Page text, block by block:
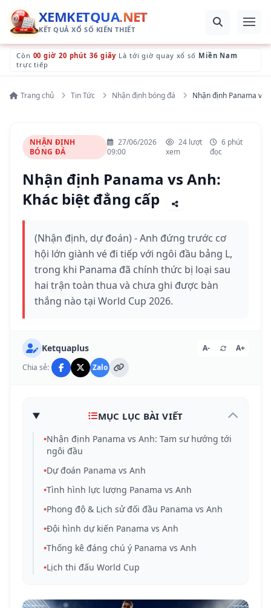
XEMKETQUA.NET
KẾT QUẢ XỔ SỐ KIẾN THIẾT
Còn 00 giờ 20 phút 35 giây Là tới giờ quay xổ số Miền Nam
trực tiếp
Trang chủ Tin Tức Nhận định bóng đá Nhận định Panama vs
NHẬN ĐỊNH
BÓNG ĐÁ
27/06/2026
09:00
24 lượt
xem
6 phút
đọc
Nhận định Panama vs Anh:
Khác biệt đẳng cấp
(Nhận định, dự đoán) - Anh đứng trước cơ
hội lớn giành vé đi tiếp với ngôi đầu bảng L,
trong khi Panama đã chính thức bị loại sau
hai trận toàn thua và chưa ghi được bàn
thắng nào tại World Cup 2026.
Ketquaplus A-
A+
Chia sẻ:
Zalo
MỤC LỤC BÀI VIẾT
•Nhận định Panama vs Anh: Tam sư hướng tới
ngôi đầu
•Dự đoán Panama vs Anh
•Tình hình lực lượng Panama vs Anh
•Phong độ & Lịch sử đối đầu Panama vs Anh
•Đội hình dự kiến Panama vs Anh
•Thống kê đáng chú ý Panama vs Anh
•Lịch thi đấu World Cup